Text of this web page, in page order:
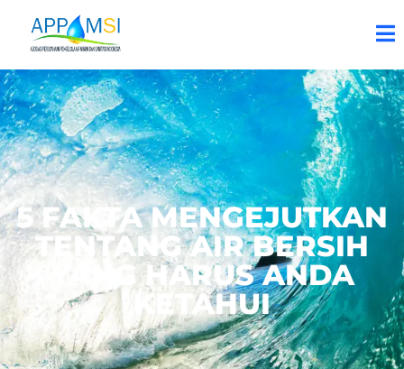
5 FAKTA MENGEJUTKAN
TENTANG AIR BERSIH
YANG HARUS ANDA
KETAHUI